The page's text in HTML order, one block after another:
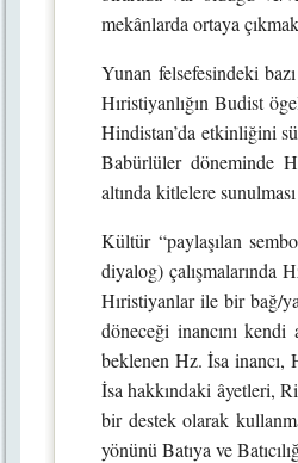
mekânlarda ortaya
Yunan felsefesindeki
Hıristiyanlığın Budist
Hindistan’da etkinliğini
Babürlüler döneminde
altında kitlelere
Kültür “paylaşılan
diyalog) çalışmalarında
Hıristiyanlar ile bir bağ/
döneceği inancını
beklenen Hz. İsa inancı,
İsa hakkındaki âyetleri,
bir destek olarak
yönünü Batıya ve